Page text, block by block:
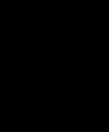
— дизайн на
линии на